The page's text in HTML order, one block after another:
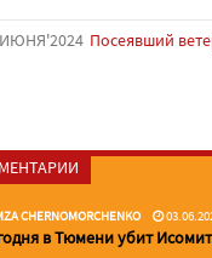
Посеявший
CHERNOMORCHENKO
в Тюмени убит